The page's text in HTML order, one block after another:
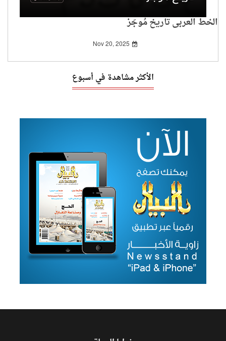
الخط العربي تاريخ مُوجَز
Nov 20, 2025
الأكثر مشاهدة في أسبوع